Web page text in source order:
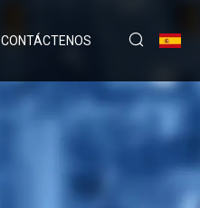
CONTÁCTENOS